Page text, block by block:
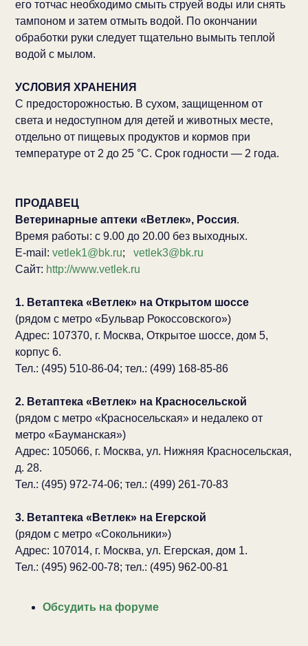
его тотчас необходимо смыть струей воды или снять
тампоном и затем отмыть водой. По окончании
обработки руки следует тщательно вымыть теплой
водой с мылом.
УСЛОВИЯ ХРАНЕНИЯ
С предосторожностью. В сухом, защищенном от
света и недоступном для детей и животных месте,
отдельно от пищевых продуктов и кормов при
температуре от 2 до 25 °C. Срок годности — 2 года.
ПРОДАВЕЦ
Ветеринарные аптеки «Ветлек», Россия.
Время работы: с 9.00 до 20.00 без выходных.
E-mail: vetlek1@bk.ru; vetlek3@bk.ru
Сайт: http://www.vetlek.ru
1. Ветаптека «Ветлек» на Открытом шоссе
(рядом с метро «Бульвар Рокоссовского»)
Адрес: 107370, г. Москва, Открытое шоссе, дом 5,
корпус 6.
Тел.: (495) 510-86-04; тел.: (499) 168-85-86
2. Ветаптека «Ветлек» на Красносельской
(рядом с метро «Красносельская» и недалеко от
метро «Бауманская»)
Адрес: 105066, г. Москва, ул. Нижняя Красносельская,
д. 28.
Тел.: (495) 972-74-06; тел.: (499) 261-70-83
3. Ветаптека «Ветлек» на Егерской
(рядом с метро «Сокольники»)
Адрес: 107014, г. Москва, ул. Егерская, дом 1.
Тел.: (495) 962-00-78; тел.: (495) 962-00-81
Обсудить на форуме